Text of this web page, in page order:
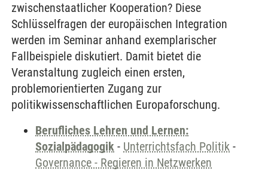
zwischenstaatlicher Kooperation? Diese
Schlüsselfragen der europäischen Integration
werden im Seminar anhand exemplarischer
Fallbeispiele diskutiert. Damit bietet die
Veranstaltung zugleich einen ersten,
problemorientierten Zugang zur
politikwissenschaftlichen Europaforschung.
Berufliches Lehren und Lernen:
Sozialpädagogik - Unterrichtsfach Politik -
Governance - Regieren in Netzwerken